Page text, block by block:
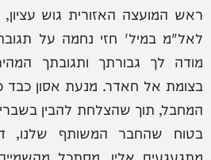
ראש המועצה האזורית גוש עציון,
לאל"מ במיל' חזי נחמה על
מודה לך גבורתך ותגובתך
בצומת אל חאדר. מנעת אסון
המחבל, תוך שהצלחת להבין
בטוח שהחבר המשותף שלנו,